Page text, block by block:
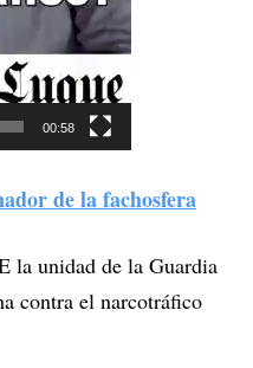
00:58
de la fachosfera
la unidad de la Guardia
contra el narcotráfico